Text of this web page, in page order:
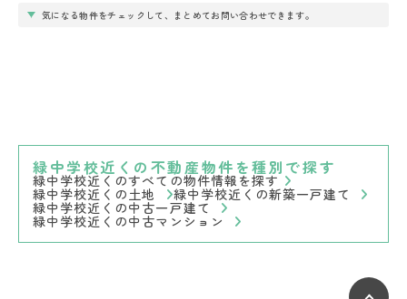
気になる物件をチェックして、まとめてお問い合わせできます。
緑中学校近くの不動産物件を種別で探す
緑中学校近くのすべての物件情報を探す
緑中学校近くの土地 緑中学校近くの新築一戸建て
緑中学校近くの中古一戸建て
緑中学校近くの中古マンション